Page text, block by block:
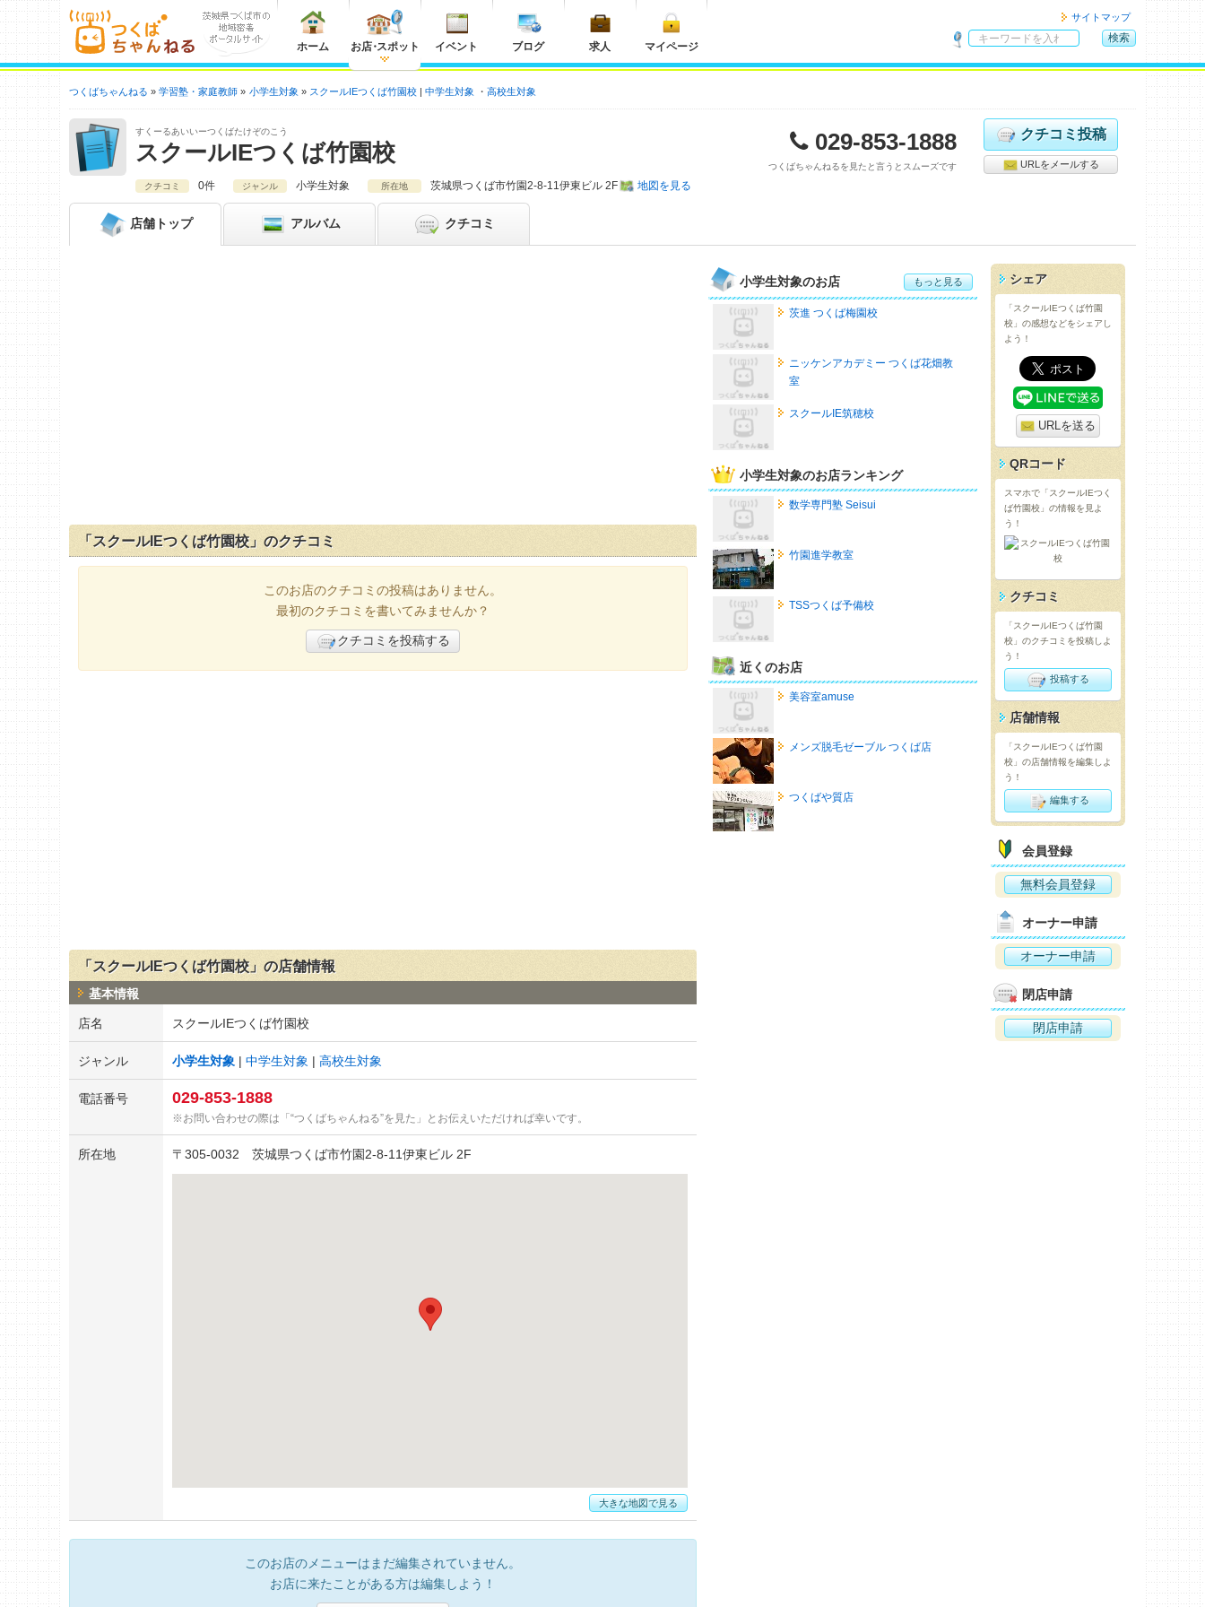
ホーム お店・スポット イベント ブログ 求人 マイページ
サイトマップ
内
索
検索
つくばちゃんねる 学習塾・家庭教師 小学生対象 スクールIEつくば竹園校 中学生対象 高校生対象
すくーるあいいーつくばたけぞのこう
スクールIEつくば竹園校 029-853-1888
つくばちゃんねるを見たと言うとスムーズです
クチコミ投稿
URLをメールする
クチコミ 0件 ジャンル 小学生対象 所在地 茨城県つくば市竹園2-8-11伊東ビル 2F 地図を見る
店舗 トップ アルバム クチコミ
「スクールIEつくば竹園校」のクチコミ
このお店のクチコミの投稿はありません。
最初のクチコミを書いてみませんか？
クチコミを投稿する
「スクールIEつくば竹園校」の店舗情報
基本情報
店名 スクールIEつくば竹園校
ジャンル 小学生対象 中学生対象 高校生対象
電話番号 029-853-1888
お問い合わせの際は「“つくばちゃんねる”を見た」とお伝えいただければ幸いです。
所在地 〒 305-0032 茨城県つくば市竹園2-8-11伊東ビル 2F
大きな地図で見る
このお店のメニューはまだ編集されていません。
お店に来たことがある方は編集しよう！
小学生対象のお店 もっと見る
茨進 つくば梅園校
ニッケンアカデミー つくば花畑教
室
スクールIE筑穂校
小学生対象のお店ランキング
数学専門塾 Seisui
竹園進学教室
TSSつくば予備校
近くのお店
美容室amuse
メンズ脱毛ゼーブル つくば店
つくばや質店
シェア
「スクールIEつくば竹園
校」の感想などをシェアし
よう！
URLを送る
QRコード
スマホで「スクールIEつく
ば竹園校」の情報を見よ
う！
クチコミ
「スクールIEつくば竹園
校」のクチコミを投稿しよ
う！
投稿する
店舗情報
「スクールIEつくば竹園
校」の店舗情報を編集しよ
う！
編集する
会員登録
無料会員登録
オーナー申請
オーナー申請
閉店申請
閉店申請